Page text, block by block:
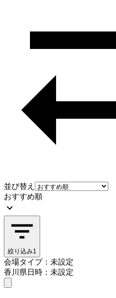
並び替え
おすすめ順
絞り込み1
会場タイプ：未設定
香川県日時：未設定